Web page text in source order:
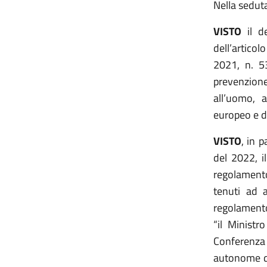
Nella
VISTO il
2021, n.
all’uomo,
europeo e
VISTO, in
del 2022,
tenuti ad
“il
autonome